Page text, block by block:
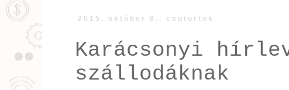
2015. október 8., csütörtök
Karácsonyi
szállodáknak